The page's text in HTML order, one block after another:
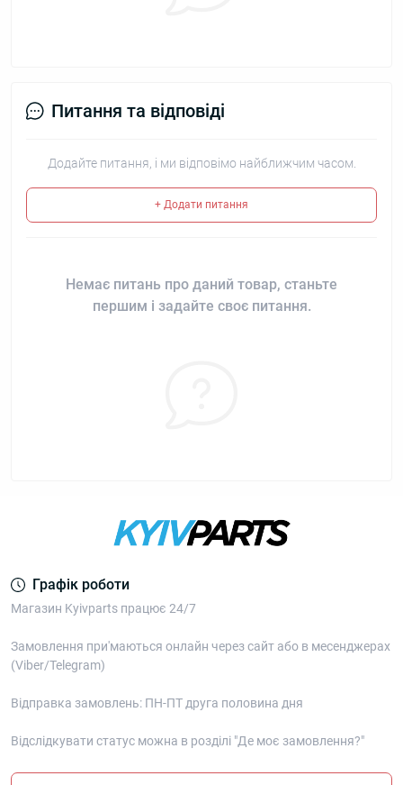
Питання та відповіді
Додайте питання, і ми відповімо найближчим часом.
+ Додати питання
Немає питань про даний товар, станьте
першим і задайте своє питання.
Графік роботи
Магазин Kyivparts працює 24/7
Замовлення при'маються онлайн через сайт або в месенджерах
(Viber/Telegram)
Відправка замовлень: ПН-ПТ друга половина дня
Відслідкувати статус можна в розділі "Де моє замовлення?"